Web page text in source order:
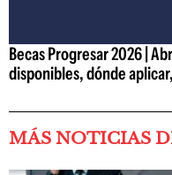
Becas Progresar 2026 |
disponibles, dónde
MÁS NOTICIAS